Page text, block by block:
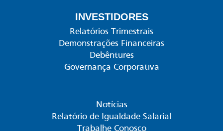
INVESTIDORES
Relatórios Trimestrais
Demonstrações Financeiras
Debêntures
Governança Corporativa
Notícias
Relatório de Igualdade Salarial
Trabalhe Conosco